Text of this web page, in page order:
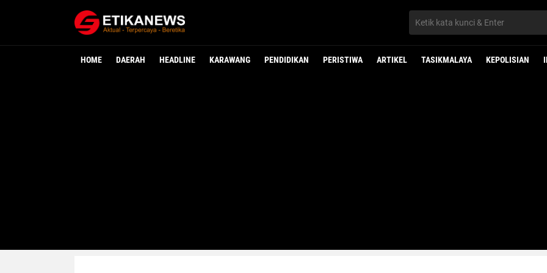
HOME DAERAH HEADLINE KARAWANG PENDIDIKAN PERISTIWA ARTIKEL TASIKMALAYA KEPOLISIAN